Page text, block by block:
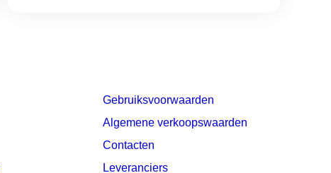
Gebruiksvoorwaarden
Algemene verkoopswaarden
Contacten
Leveranciers